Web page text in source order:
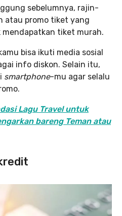
sebelumnya, rajin-
atau promo tiket yang
tiket murah.
bisa ikuti media sosial
info diskon. Selain itu,
smartphone-mu agar selalu
Lagu Travel untuk
bareng Teman atau